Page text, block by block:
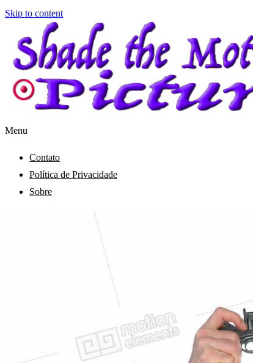
Skip to content
Menu
Contato
Política de Privacidade
Sobre